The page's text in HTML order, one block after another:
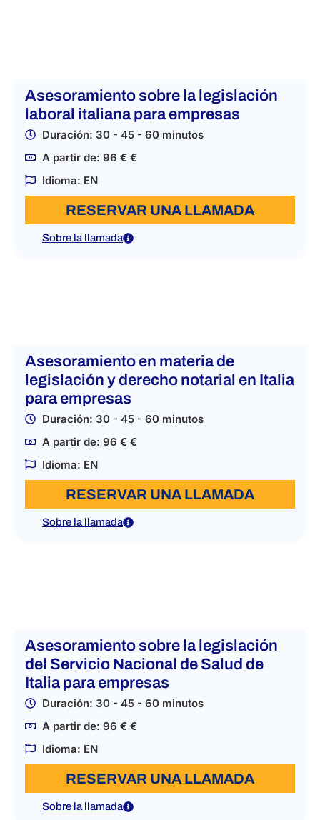
Asesoramiento sobre la legislación
laboral italiana para empresas
Duración: 30 - 45 - 60 minutos
A partir de: 96 € €
Idioma: EN
RESERVAR UNA LLAMADA
Sobre la llamada
Asesoramiento en materia de
legislación y derecho notarial en Italia
para empresas
Duración: 30 - 45 - 60 minutos
A partir de: 96 € €
Idioma: EN
RESERVAR UNA LLAMADA
Sobre la llamada
Asesoramiento sobre la legislación
del Servicio Nacional de Salud de
Italia para empresas
Duración: 30 - 45 - 60 minutos
A partir de: 96 € €
Idioma: EN
RESERVAR UNA LLAMADA
Sobre la llamada